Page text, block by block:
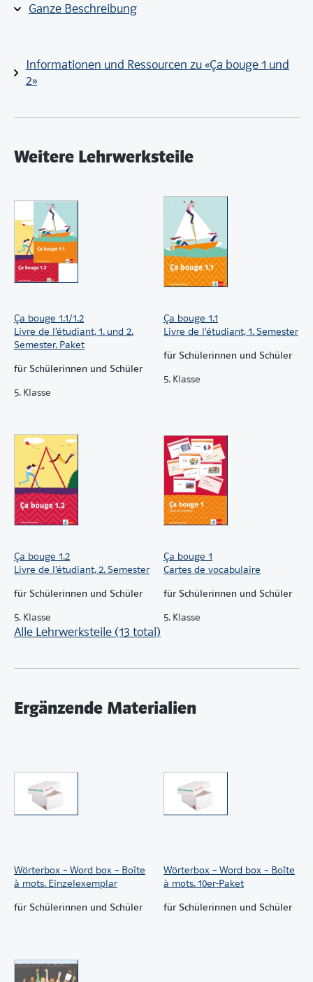
Ganze Beschreibung
Erinnerung rufen und aktivieren.
Informationen und Ressourcen zu «Ça bouge 1 und
2»
Weitere Lehrwerksteile
Ça bouge 1.1/1.2
Livre de l'étudiant, 1. und 2.
Semester. Paket
für Schülerinnen und Schüler
5. Klasse
Ça bouge 1.1
Livre de l'étudiant, 1. Semester
für Schülerinnen und Schüler
5. Klasse
Ça bouge 1.2
Livre de l'étudiant, 2. Semester
für Schülerinnen und Schüler
5. Klasse
Ça bouge 1
Cartes de vocabulaire
für Schülerinnen und Schüler
5. Klasse
Alle Lehrwerksteile (13 total)
Ergänzende Materialien
Wörterbox – Word box – Boîte
à mots. Einzelexemplar
für Schülerinnen und Schüler
Wörterbox – Word box – Boîte
à mots. 10er-Paket
für Schülerinnen und Schüler